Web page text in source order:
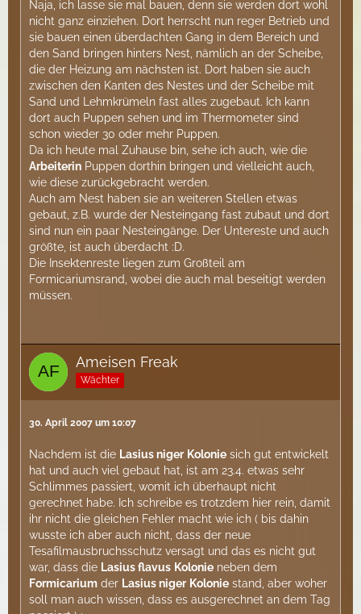
Naja, ich lasse sie mal bauen, denn sie werden dort wohl
nicht ganz einziehen. Dort herrscht nun reger Betrieb und
sie bauen einen überdachten Gang in dem Bereich und
den Sand bringen hinters Nest, nämlich an der Scheibe,
die der Heizung am nächsten ist. Dort haben sie auch
zwischen den Kanten des Nestes und der Scheibe mit
Sand und Lehmkrümeln fast alles zugebaut. Ich kann
dort auch Puppen sehen und im Thermometer sind
schon wieder 30 oder mehr Puppen.
Da ich heute mal Zuhause bin, sehe ich auch, wie die
Arbeiterin Puppen dorthin bringen und vielleicht auch,
wie diese zurückgebracht werden.
Auch am Nest haben sie an weiteren Stellen etwas
gebaut, z.B. wurde der Nesteingang fast zubaut und dort
sind nun ein paar Nesteingänge. Der Untereste und auch
größte, ist auch überdacht :D.
Die Insektenreste liegen zum Großteil am
Formicariumsrand, wobei die auch mal beseitigt werden
müssen.
Ameisen Freak
Wächter
30. April 2007 um 10:07
Nachdem ist die Lasius niger Kolonie sich gut entwickelt
hat und auch viel gebaut hat, ist am 23.4. etwas sehr
Schlimmes passiert, womit ich überhaupt nicht
gerechnet habe. Ich schreibe es trotzdem hier rein, damit
ihr nicht die gleichen Fehler macht wie ich ( bis dahin
wusste ich aber auch nicht, dass der neue
Tesafilmausbruchsschutz versagt und das es nicht gut
war, dass die Lasius flavus Kolonie neben dem
Formicarium der Lasius niger Kolonie stand, aber woher
soll man auch wissen, dass es ausgerechnet an dem Tag